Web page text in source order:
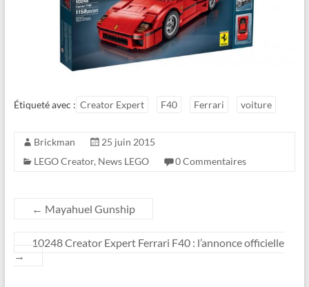
Étiqueté avec : Creator Expert F40 Ferrari voiture
Brickman
25 juin 2015
LEGO Creator, News LEGO 0 Commentaires
← Mayahuel Gunship
10248 Creator Expert Ferrari F40 : l’annonce officielle
→